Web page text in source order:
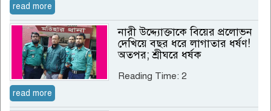
read more
নারী উদ্দ্যোক্তাকে বিয়ের প্রলোভন
দেখিয়ে বছর ধরে লাগাতার ধর্ষণ!
অতপর; শ্রীঘরে ধর্ষক
Reading Time:2
read more